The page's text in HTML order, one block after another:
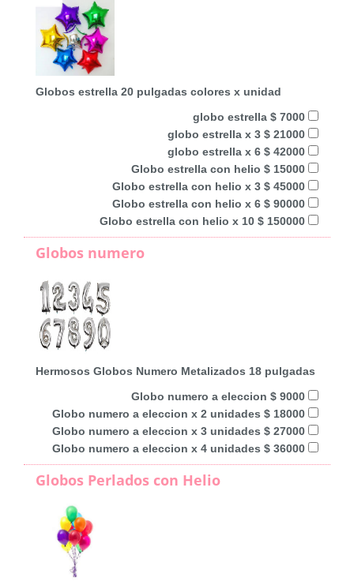
Globos estrella 20 pulgadas colores x unidad
globo estrella $ 7000
globo estrella x 3 $ 21000
globo estrella x 6 $ 42000
Globo estrella con helio $ 15000
Globo estrella con helio x 3 $ 45000
Globo estrella con helio x 6 $ 90000
Globo estrella con helio x 10 $ 150000
Globos numero
Hermosos Globos Numero Metalizados 18 pulgadas
Globo numero a eleccion $ 9000
Globo numero a eleccion x 2 unidades $ 18000
Globo numero a eleccion x 3 unidades $ 27000
Globo numero a eleccion x 4 unidades $ 36000
Globos Perlados con Helio